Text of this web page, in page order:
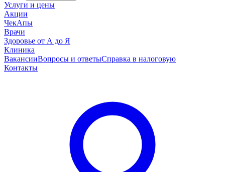
Услуги и цены
Акции
ЧекАпы
Врачи
Здоровье от А до Я
Клиника
ВакансииВопросы и ответыСправка в налоговую
Контакты